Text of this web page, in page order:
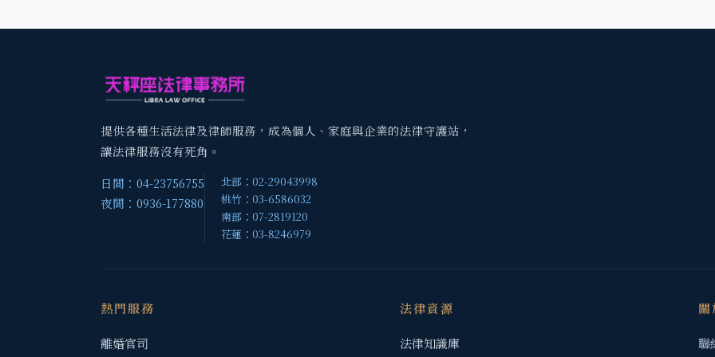
提供各種生活法律及律師服務，成為個人、家庭與企業的法律守護站，
讓法律服務沒有死角。
日間：04-23756755
夜間：0936-177880
北部：02-29043998
桃竹：03-6586032
南部：07-2819120
花蓮：03-8246979
熱門服務
離婚官司
法律資源
法律知識庫
關
聯